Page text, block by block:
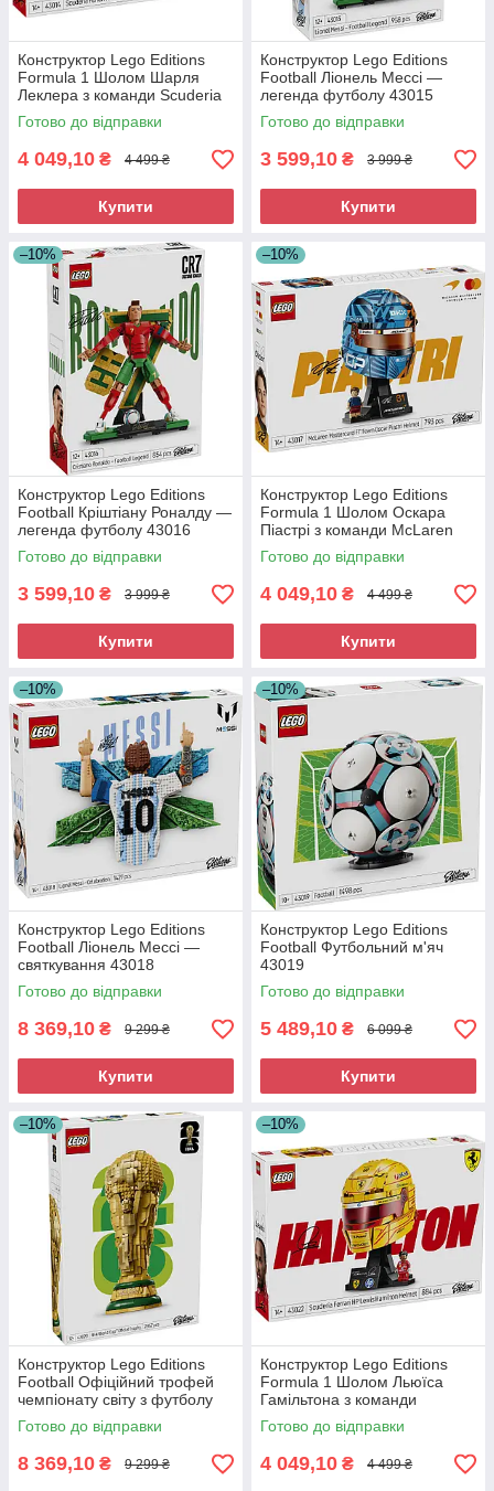
Конструктор Lego Editions
Formula 1 Шолом Шарля
Леклера з команди Scuderia
Ferrari HP 43014
Готово до відправки
4 049,10 ₴ 4 499 ₴
Купити
Конструктор Lego Editions
Football Ліонель Мессі —
легенда футболу 43015
Готово до відправки
3 599,10 ₴ 3 999 ₴
Купити
–10%
Конструктор Lego Editions
Football Кріштіану Роналду —
легенда футболу 43016
Готово до відправки
3 599,10 ₴ 3 999 ₴
Купити
–10%
Конструктор Lego Editions
Formula 1 Шолом Оскара
Піастрі з команди McLaren
Mastercard F1 Team 43017
Готово до відправки
4 049,10 ₴ 4 499 ₴
Купити
–10%
Конструктор Lego Editions
Football Ліонель Мессі —
святкування 43018
Готово до відправки
8 369,10 ₴ 9 299 ₴
Купити
–10%
Конструктор Lego Editions
Football Футбольний м'яч
43019
Готово до відправки
5 489,10 ₴ 6 099 ₴
Купити
–10%
Конструктор Lego Editions
Football Офіційний трофей
чемпіонату світу з футболу
FIFA 43020
Готово до відправки
8 369,10 ₴ 9 299 ₴
–10%
Конструктор Lego Editions
Formula 1 Шолом Льюїса
Гамільтона з команди
Scuderia Ferrari HP 43022
Готово до відправки
4 049,10 ₴ 4 499 ₴